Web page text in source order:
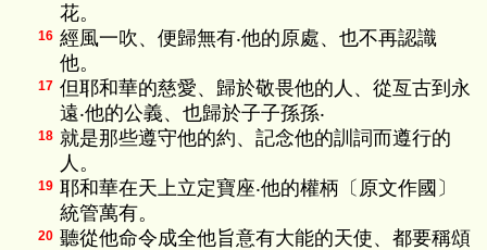
花。
16 經風一吹、便歸無有‧他的原處、也不再認識
他。
17 但耶和華的慈愛、歸於敬畏他的人、從亙古到永
遠‧他的公義、也歸於子子孫孫‧
18 就是那些遵守他的約、記念他的訓詞而遵行的
人。
19 耶和華在天上立定寶座‧他的權柄〔原文作國〕
統管萬有。
20 聽從他命令成全他旨意有大能的天使、都要稱頌